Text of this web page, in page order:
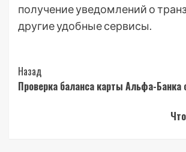
получение уведомлений о
другие удобные сервисы.
Post
Navigation
Назад
Проверка баланса карты Альфа-Банка